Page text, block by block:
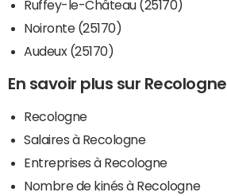
Ruffey-le-Château (25170)
Noironte (25170)
Audeux (25170)
En savoir plus sur Recologne
Recologne
Salaires à Recologne
Entreprises à Recologne
Nombre de kinés à Recologne